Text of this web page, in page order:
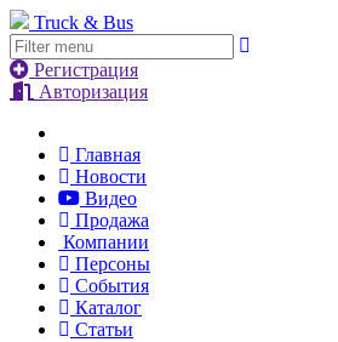
Truck & Bus
Регистрация
Авторизация
Главная
Новости
Видео
Продажа
Компании
Персоны
События
Каталог
Статьи